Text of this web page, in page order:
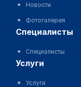
Новости
Фотогалерея
специалисты
Специалисты
услуги
Услуги